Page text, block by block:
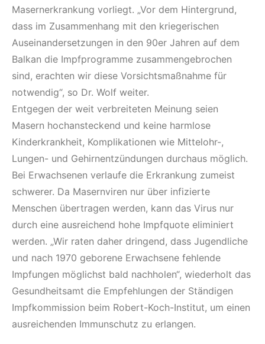
Masernerkrankung vorliegt. „Vor dem Hintergrund,
dass im Zusammenhang mit den kriegerischen
Auseinandersetzungen in den 90er Jahren auf dem
Balkan die Impfprogramme zusammengebrochen
sind, erachten wir diese Vorsichtsmaßnahme für
notwendig“, so Dr. Wolf weiter.
Entgegen der weit verbreiteten Meinung seien
Masern hochansteckend und keine harmlose
Kinderkrankheit, Komplikationen wie Mittelohr-,
Lungen- und Gehirnentzündungen durchaus möglich.
Bei Erwachsenen verlaufe die Erkrankung zumeist
schwerer. Da Masernviren nur über infizierte
Menschen übertragen werden, kann das Virus nur
durch eine ausreichend hohe Impfquote eliminiert
werden. „Wir raten daher dringend, dass Jugendliche
und nach 1970 geborene Erwachsene fehlende
Impfungen möglichst bald nachholen“, wiederholt das
Gesundheitsamt die Empfehlungen der Ständigen
Impfkommission beim Robert-Koch-Institut, um einen
ausreichenden Immunschutz zu erlangen.